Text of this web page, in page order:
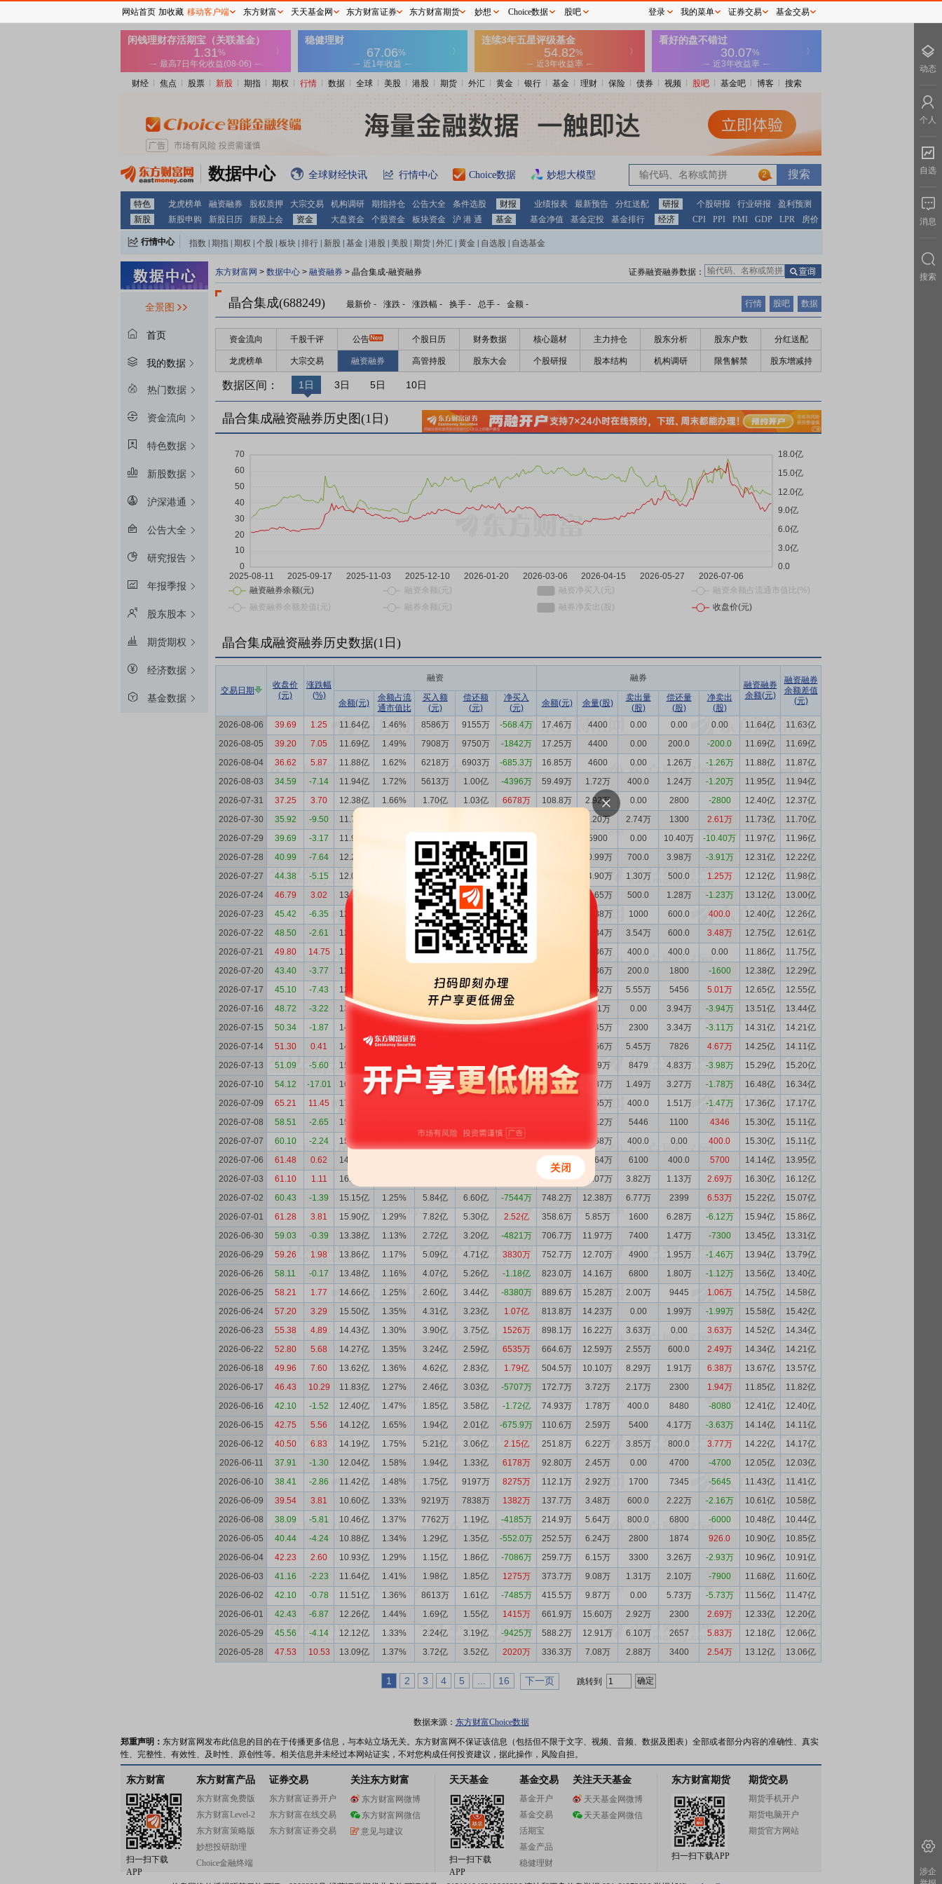
财经 焦点 股票 新股 期指 期权 行情 数据 全球 美股 港股 期货 外汇 黄金 银行 基金 理财 保险 债券 视频 股吧 基金吧 博客 搜索
数据中心 全球财经快讯 行情中心 Choice数据 妙想大模型 2
特色 龙虎榜单 融资融券 股权质押 大宗交易 机构调研 期指持仓 公告大全 条件选股 财报 业绩报表 最新预告 分红送配 研报 个股研报 行业研报
盈利预测
新股
新股申购 新股日历 新股上会 资金 大盘资金 个股资金 板块资金 沪 港 通 基金 基金净值 基金定投 基金排行 经济 CPI PPI PMI GDP LPR 房价
行情中心 指数 期指 期权 个股 板块 排行 新股 基金 港股 美股 期货 外汇 黄金 自选股 自选基金
全景图
首页
我的数据
热门数据
资金流向
特色数据
新股数据
沪深港通
公告大全
研究报告
年报季报
股东股本
期货期权
经济数据
基金数据
东方财富网 > 数据中心 > 融资融券 > 晶合集成-融资融券 证券融资融券数据：
晶合集成(688249) 最新价 - 涨跌 - 涨跌幅 - 换手 - 总手 - 金额 - 行情 股吧 数据
资金流向 千股千评 公告 个股日历 财务数据 核心题材 主力持仓 股东分析 股东户数 分红送配
龙虎榜单 大宗交易 融资融券 高管持股 股东大会 个股研报 股本结构 机构调研 限售解禁 股东增减持
数据区间： 1日 3日 5日 10日
晶合集成融资融券历史图(1 日)
晶合集成融资融券历史数据(1 日)
交易日期
收盘价
(元)
涨跌幅
(%)
融资 融券
融资融券
余额(元)
融资融券
余额差值
(元)
余额(元)
余额占流
通市值比
买入额
(元)
偿还额
(元)
净买入
(元)
余额(元) 余量(股)
卖出量
(股)
偿还量
(股)
净卖出
(股)
2026-08-06
39.69 1.25 11.64亿 1.46% 8586万 9155万 -568.4万 17.46万 4400 0.00 0.00 0.00 11.64亿
11.63亿
2026-08-05
39.20 7.05 11.69亿 1.49% 7908万 9750万 -1842万 17.25万 4400 0.00 200.0 -200.0 11.69亿
11.69亿
2026-08-04
36.62 5.87 11.88亿 1.62% 6218万 6903万 -685.3万 16.85万 4600 0.00 1.26万 -1.26万 11.88亿
11.87亿
2026-08-03
34.59 -7.14 11.94亿 1.72% 5613万 1.00亿 -4396万 59.49万 1.72万 400.0 1.24万 -1.20万 11.95亿
11.94亿
2026-07-31
37.25 3.70 12.38亿 1.66% 1.70亿 1.03亿 6678万 108.8万 2.92万 0.00 2800 -2800 12.40亿
12.37亿
2026-07-30
35.92 -9.50 11.72亿 3.20万 2.74万 1300 2.61万 11.73亿
11.70亿
2026-07-29
39.69 -3.17 11.97亿 5900 0.00 10.40万 -10.40万 11.97亿
11.96亿
2026-07-28
40.99 -7.64 12.26亿 1.14亿 9230万 2128万 10.99万 700.0 3.98万 -3.91万 12.31亿
12.22亿
2026-07-27
44.38 -5.15 12.05亿 1.69亿 2.70亿 -1.01亿 14.90万 1.30万 500.0 1.25万 12.12亿
11.98亿
2026-07-24
46.79 3.02 13.06亿 2.27亿 1.54亿 7291万 13.65万 500.0 1.28万 -1.23万 13.12亿
13.00亿
2026-07-23
45.42 -6.35 12.33亿 1.38亿 1.73亿 -3481万 14.88万 1000 600.0 400.0 12.40亿
12.26亿
2026-07-22
48.50 -2.61 12.68亿 2.41亿 1.54亿 8715万 14.84万 3.54万 600.0 3.48万 12.75亿
12.61亿
2026-07-21
49.80 14.75 11.81亿 2.26亿 2.79亿 -5274万 11.36万 400.0 400.0 0.00 11.86亿
11.75亿
2026-07-20
43.40 -3.77 12.33亿 11.36万 200.0 1800 -1600 12.38亿
12.29亿
2026-07-17
45.10 -7.43 12.60亿 1.14亿 2.01亿 -8767万 11.52万 5.55万 5456 5.01万 12.65亿
12.55亿
2026-07-16
48.72 -3.22 13.47亿 1.38% 1.23亿 2.01亿 -7834万 317.1万 6.51万 0.00 3.94万 -3.94万 13.51亿
13.44亿
2026-07-15
50.34 -1.87 14.26亿 2.67亿 2.59亿 791.9万 10.45万 2300 3.34万 -3.11万 14.31亿
14.21亿
2026-07-14
51.30 0.41 14.18亿 1.38% 13.56万 5.45万 7826 4.67万 14.25亿
14.11亿
2026-07-13
51.09 -5.60 15.24亿 1.49% 2.79亿 3.96亿 -1.17亿 454.3万 8.89万 8479 4.83万 -3.98万 15.29亿
15.20亿
2026-07-10
54.12 -17.01 16.41亿 1.51% 7.16亿 8.01亿 -8509万 696.6万 12.87万 1.49万 3.27万 -1.78万 16.48亿
16.34亿
2026-07-09
65.21 11.45 17.26亿 14.65万 400.0 1.51万 -1.47万 17.36亿
17.17亿
2026-07-08
58.51 -2.65 15.21亿 16.12万 5446 1100 4346 15.30亿
15.11亿
2026-07-07
60.10 -2.24 15.20亿 1.16亿 15.68万 400.0 0.00 400.0 15.30亿
15.11亿
2026-07-06
61.48 0.62 14.05亿 961.6万 15.64万 6100 400.0 5700 14.14亿
13.95亿
2026-07-03
61.10 1.11 16.21亿 920.8万 15.07万 3.82万 1.13万 2.69万 16.30亿
16.12亿
2026-07-02
60.43 -1.39 15.15亿 1.25% 5.84亿 6.60亿 -7544万 748.2万 12.38万 6.77万 2399 6.53万 15.22亿
15.07亿
2026-07-01
61.28 3.81 15.90亿 1.29% 7.82亿 5.30亿 2.52亿 358.6万 5.85万 1600 6.28万 -6.12万 15.94亿
15.86亿
2026-06-30
59.03 -0.39 13.38亿 1.13% 2.72亿 3.20亿 -4821万 706.7万 11.97万 7400 1.47万 -7300 13.45亿
13.31亿
2026-06-29
59.26 1.98 13.86亿 1.17% 5.09亿 4.71亿 3830万 752.7万 12.70万 4900 1.95万 -1.46万 13.94亿
13.79亿
2026-06-26
58.11 -0.17 13.48亿 1.16% 4.07亿 5.26亿 -1.18亿 823.0万 14.16万 6800 1.80万 -1.12万 13.56亿
13.40亿
2026-06-25
58.21 1.77 14.66亿 1.25% 2.60亿 3.44亿 -8380万 889.6万 15.28万 2.00万 9445 1.06万 14.75亿
14.58亿
2026-06-24
57.20 3.29 15.50亿 1.35% 4.31亿 3.23亿 1.07亿 813.8万 14.23万 0.00 1.99万 -1.99万 15.58亿
15.42亿
2026-06-23
55.38 4.89 14.43亿 1.30% 3.90亿 3.75亿 1526万 898.1万 16.22万 3.63万 0.00 3.63万 14.52亿
14.34亿
2026-06-22
52.80 5.68 14.27亿 1.35% 3.24亿 2.59亿 6535万 664.6万 12.59万 2.55万 600.0 2.49万 14.34亿
14.21亿
2026-06-18
49.96 7.60 13.62亿 1.36% 4.62亿 2.83亿 1.79亿 504.5万 10.10万 8.29万 1.91万 6.38万 13.67亿
13.57亿
2026-06-17
46.43 10.29 11.83亿 1.27% 2.46亿 3.03亿 -5707万 172.7万 3.72万 2.17万 2300 1.94万 11.85亿
11.82亿
2026-06-16
42.10 -1.52 12.40亿 1.47% 1.85亿 3.58亿 -1.72亿 74.93万 1.78万 400.0 8480 -8080 12.41亿
12.40亿
2026-06-15
42.75 5.56 14.12亿 1.65% 1.94亿 2.01亿 -675.9万 110.6万 2.59万 5400 4.17万 -3.63万 14.14亿
14.11亿
2026-06-12
40.50 6.83 14.19亿 1.75% 5.21亿 3.06亿 2.15亿 251.8万 6.22万 3.85万 800.0 3.77万 14.22亿
14.17亿
2026-06-11
37.91 -1.30 12.04亿 1.58% 1.94亿 1.33亿 6178万 92.80万 2.45万 0.00 4700 -4700 12.05亿
12.03亿
2026-06-10
38.41 -2.86 11.42亿 1.48% 1.75亿 9197万 8275万 112.1万 2.92万 1700 7345 -5645 11.43亿
11.41亿
2026-06-09
39.54 3.81 10.60亿 1.33% 9219万 7838万 1382万 137.7万 3.48万 600.0 2.22万 -2.16万 10.61亿
10.58亿
2026-06-08
38.09 -5.81 10.46亿 1.37% 7762万 1.19亿 -4185万 214.9万 5.64万 800.0 6800 -6000 10.48亿
10.44亿
2026-06-05
40.44 -4.24 10.88亿 1.34% 1.29亿 1.35亿 -552.0万 252.5万 6.24万 2800 1874 926.0 10.90亿
10.85亿
2026-06-04
42.23 2.60 10.93亿 1.29% 1.15亿 1.86亿 -7086万 259.7万 6.15万 3300 3.26万 -2.93万 10.96亿
10.91亿
2026-06-03
41.16 -2.23 11.64亿 1.41% 1.98亿 1.85亿 1275万 373.7万 9.08万 1.31万 2.10万 -7900 11.68亿
11.60亿
2026-06-02
42.10 -0.78 11.51亿 1.36% 8613万 1.61亿 -7485万 415.5万 9.87万 0.00 5.73万 -5.73万 11.56亿
11.47亿
2026-06-01
42.43 -6.87 12.26亿 1.44% 1.69亿 1.55亿 1415万 661.9万 15.60万 2.92万 2300 2.69万 12.33亿
12.20亿
2026-05-29
45.56 -4.14 12.12亿 1.33% 2.24亿 3.19亿 -9425万 588.2万 12.91万 6.10万 2657 5.83万 12.18亿
12.06亿
2026-05-28
47.53 10.53 13.09亿 1.37% 3.72亿 3.52亿 2020万 336.3万 7.08万 2.88万 3400 2.54万 13.12亿 13.06亿
1 2 3 4 5 16 下一页 跳转到
数据来源： 东方财富Choice数据
郑重声明： 东方财富网发布此信息的目的在于传播更多信息，与本站立场无关。东方财富网不保证该信息（包括但不限于文字、视频、音频、数据及图表）全部或者部分内容的准确性、真实
性、完整性、有效性、及时性、原创性等。相关信息并未经过本网站证实，不对您构成任何投资建议，据此操作，风险自担。
东方财富
扫一扫下载
APP
东方财富产品
东方财富免费版
东方财富Level-2
东方财富策略版
妙想投研助理
Choice金融终端
证券交易
东方财富证券开户
东方财富在线交易
东方财富证券交易
关注东方财富
东方财富网微博
东方财富网微信
意见与建议
天天基金
扫一扫下载
APP
基金交易
基金开户
基金交易
活期宝
基金产品
稳健理财
关注天天基金
天天基金网微博
天天基金网微信
东方财富期货
扫一扫下载APP
期货交易
期货手机开户
期货电脑开户
期货官方网站
网站首页 加收藏 移动客户端 东方财富 天天基金网 东方财富证券 东方财富期货 妙想 Choice数据 股吧 登录 我的菜单 证券交易 基金交易
动态
个人
自选
消息
搜索
涉企